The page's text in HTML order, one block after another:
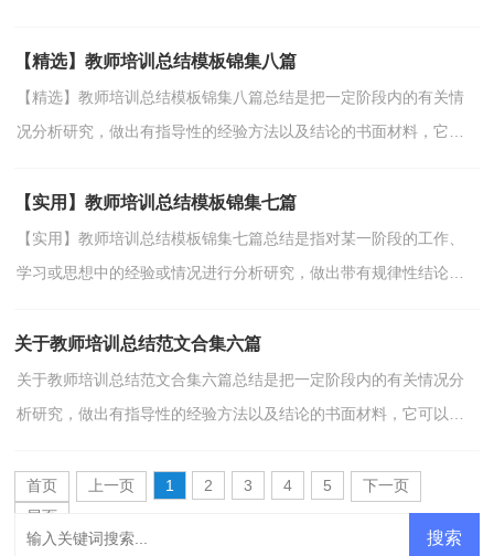
【精选】教师培训总结模板锦集八篇
【精选】教师培训总结模板锦集八篇总结是把一定阶段内的有关情
况分析研究，做出有指导性的经验方法以及结论的书面材料，它可
【实用】教师培训总结模板锦集七篇
【实用】教师培训总结模板锦集七篇总结是指对某一阶段的工作、
学习或思想中的经验或情况进行分析研究，做出带有规律性结论的
关于教师培训总结范文合集六篇
关于教师培训总结范文合集六篇总结是把一定阶段内的有关情况分
析研究，做出有指导性的经验方法以及结论的书面材料，它可以帮
首页 上一页 1 2 3 4 5
下一页
尾页